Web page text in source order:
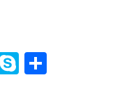
Skype